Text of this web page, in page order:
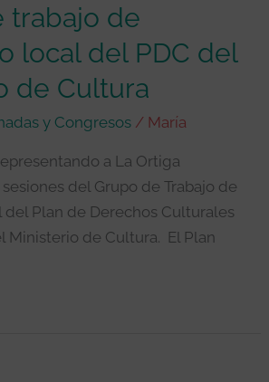
trabajo de
local del PDC del
de Cultura
y Congresos / María
a La Ortiga
del Grupo de Trabajo de
del Plan de Derechos Culturales
Ministerio de Cultura. El Plan